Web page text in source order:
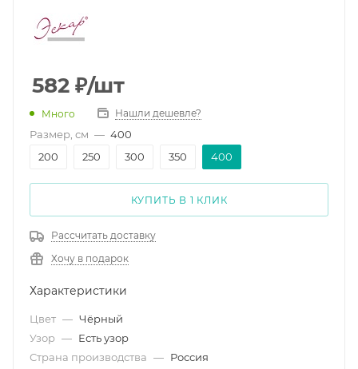
582 ₽/шт
Много Нашли дешевле?
Размер, см — 400
200
250 300 350 400
КУПИТЬ В 1 КЛИК
Рассчитать доставку
Хочу в подарок
Характеристики
Цвет — Чёрный
Узор — Есть узор
Страна производства — Россия